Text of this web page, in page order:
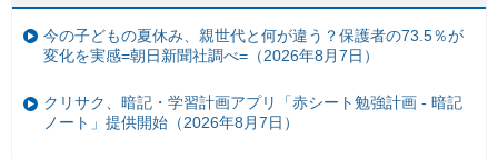
今の子どもの夏休み、親世代と何が違う？保護者の73.5％が
変化を実感=朝日新聞社調べ=（2026年8月7日）
クリサク、暗記・学習計画アプリ「赤シート勉強計画 - 暗記
ノート」提供開始（2026年8月7日）